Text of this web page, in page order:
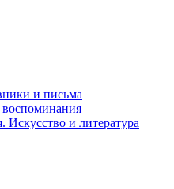
и письма
Искусство и литература